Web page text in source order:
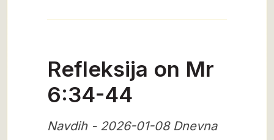
Refleksija on Mr
6:34-44
Navdih - 2026-01-08 Dnevna